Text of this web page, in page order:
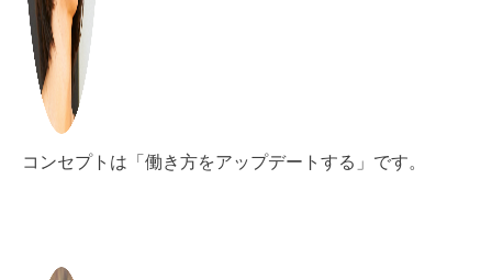
コンセプトは「働き方をアップデートする」です。